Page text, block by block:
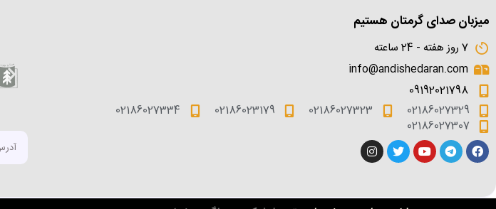
میزبان صدای گرمتان هستیم
7 روز هفته - 24 ساعته
info@andishedaran.com
09192021798
02186027329
02186027323
02186023179
02186027334
02186027307